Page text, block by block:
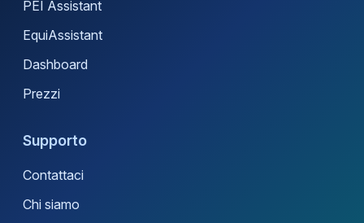
PEI Assistant
EquiAssistant
Dashboard
Prezzi
Supporto
Contattaci
Chi siamo